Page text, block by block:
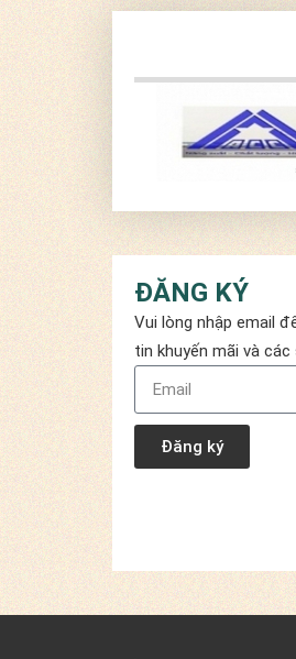
ĐĂNG KÝ
Vui lòng nhập email
tin khuyến mãi và
Đăng ký